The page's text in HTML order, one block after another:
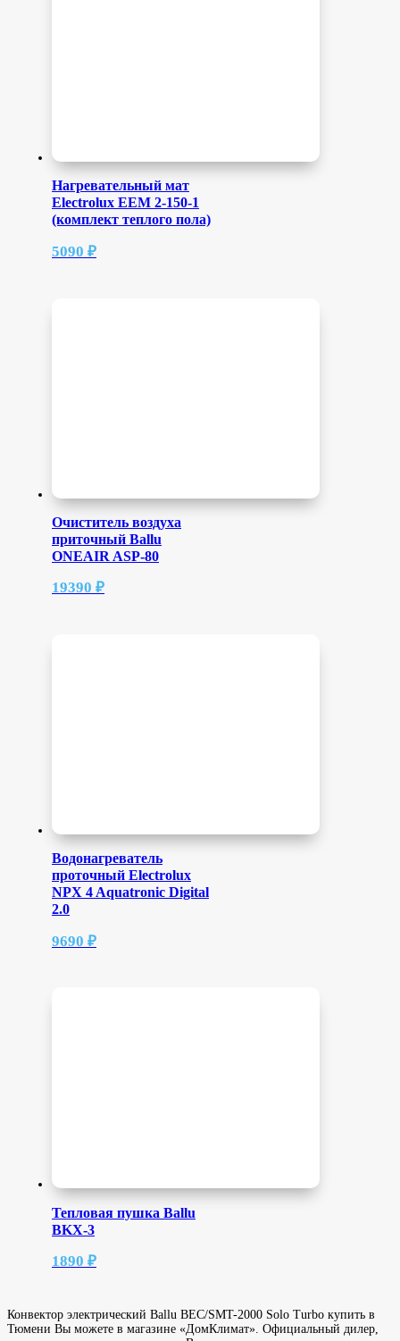
Нагревательный мат
Electrolux EEM 2-150-1
(комплект теплого пола)
5090 ₽
Очиститель воздуха
приточный Ballu
ONEAIR ASP-80
19390 ₽
Водонагреватель
проточный Electrolux
NPX 4 Aquatronic Digital
2.0
9690 ₽
Тепловая пушка Ballu
BKX-3
1890 ₽
Конвектор электрический Ballu BEC/SMT-2000 Solo Turbo купить в
Тюмени Вы можете в магазине «ДомКлимат». Официальный дилер,